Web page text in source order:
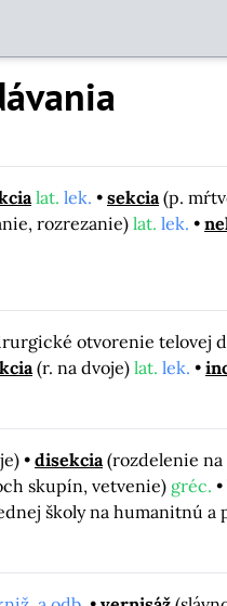
lat. lek. sekcia (p.
rozrezanie) lat. lek.
otvorenie telovej
(r. na dvoje) lat. lek.
disekcia (rozdelenie na
skupín, vetvenie) gréc.
školy na humanitnú a